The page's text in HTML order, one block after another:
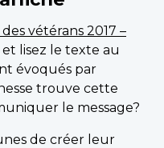
vétérans 2017 –
et lisez le texte au
évoqués par
trouve cette
le message?
de créer leur